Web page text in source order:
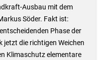
Ausbau mit dem
Söder. Fakt ist:
Phase der
jetzt die richtigen Weichen
Klimaschutz elementare